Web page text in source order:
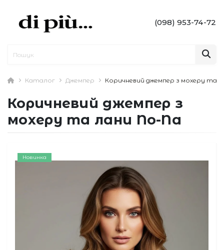
(098) 953-74-72
Каталог Джемпер Коричневий джемпер з мохеру та
Коричневий джемпер з
мохеру та лани No-Na
Новинка